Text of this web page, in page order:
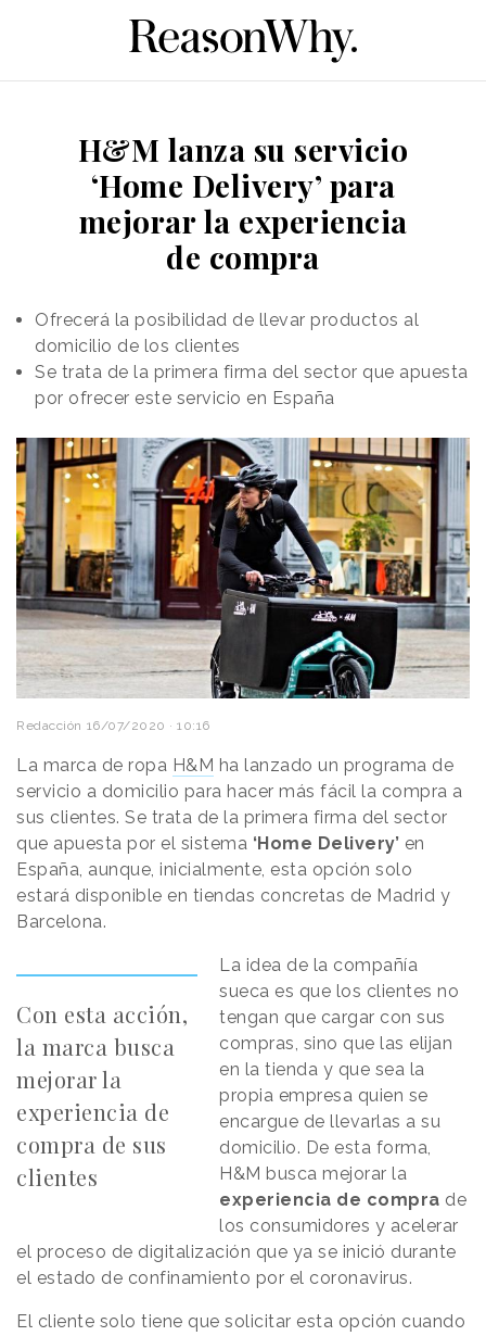
H&M lanza su servicio
‘Home Delivery’ para
mejorar la experiencia
de compra
Ofrecerá la posibilidad de llevar productos al
domicilio de los clientes
Se trata de la primera firma del sector que apuesta
por ofrecer este servicio en España
Redacción 16/07/2020 · 10:16
La marca de ropa H&M ha lanzado un programa de
servicio a domicilio para hacer más fácil la compra a
sus clientes. Se trata de la primera firma del sector
que apuesta por el sistema ‘Home Delivery’ en
España, aunque, inicialmente, esta opción solo
estará disponible en tiendas concretas de Madrid y
Barcelona.
Con esta acción,
la marca busca
mejorar la
experiencia de
compra de sus
clientes
La idea de la compañía
sueca es que los clientes no
tengan que cargar con sus
compras, sino que las elijan
en la tienda y que sea la
propia empresa quien se
encargue de llevarlas a su
domicilio. De esta forma,
H&M busca mejorar la
experiencia de compra de
los consumidores y acelerar
el proceso de digitalización que ya se inició durante
el estado de confinamiento por el coronavirus.
El cliente solo tiene que solicitar esta opción cuando